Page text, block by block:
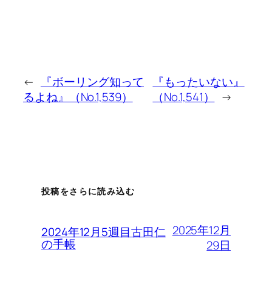
←
『ボーリング知って
るよね』（No.1,539）
『もったいない』
（No.1,541）
→
投稿をさらに読み込む
2024年12月5週目古田仁
の手帳
2025年12月
29日